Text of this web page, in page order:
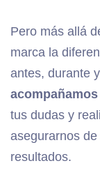
Pero más allá
marca la
antes, durante
tus dudas y
asegurarnos
resultados.